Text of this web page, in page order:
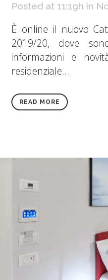
Posted at 11:19h in
È online il nuovo
2019/20, dove
informazioni e
residenziale...
READ MORE